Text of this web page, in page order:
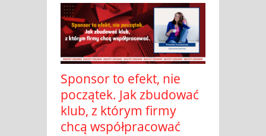
Sponsor to efekt, nie
początek. Jak zbudować
klub, z którym firmy
chcą współpracować